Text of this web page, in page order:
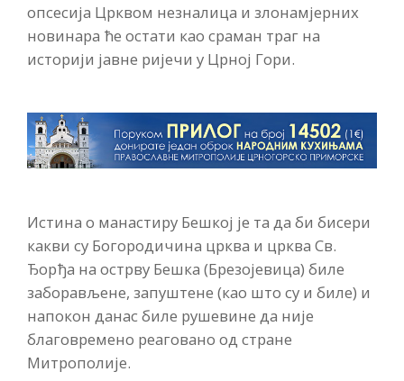
опсесија Црквом незналица и злонамјерних
новинара ће остати као сраман траг на
историји јавне ријечи у Црној Гори.
Истина о манастиру Бешкој је та да би бисери
какви су Богородичина црква и црква Св.
Ђорђа на острву Бешка (Брезојевица) биле
заборављене, запуштене (као што су и биле) и
напокон данас биле рушевине да није
благовремено реаговано од стране
Митрополије.